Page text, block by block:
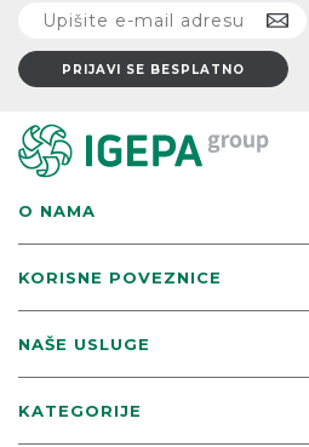
O NAMA
KORISNE POVEZNICE
NAŠE USLUGE
KATEGORIJE